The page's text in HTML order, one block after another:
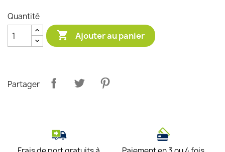
Quantité
 Ajouter au panier
Partager